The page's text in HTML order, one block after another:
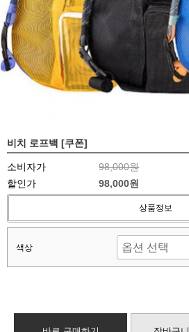
비치 로프백 [쿠폰]
소비자가
98,000원
할인가
98,000원
상품정보
색상